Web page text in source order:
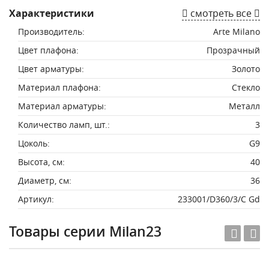
Характеристики смотреть все
Производитель:
Arte Milano
Цвет плафона:
Прозрачный
Цвет арматуры:
Золото
Материал плафона:
Стекло
Материал арматуры:
Металл
Количество ламп, шт.:
3
Цоколь:
G9
Высота, см:
40
Диаметр, см:
36
Артикул:
233001/D360/3/C Gd
Товары серии Milan23